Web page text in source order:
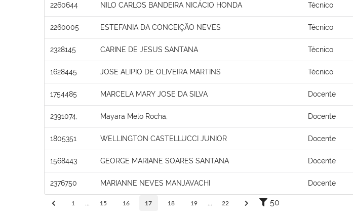
2260644 NILO CARLOS BANDEIRA NICÁCIO HONDA Técnico
2260005 ESTEFANIA DA CONCEIÇÃO NEVES Técnico
2328145 CARINE DE JESUS SANTANA Técnico
1628445 JOSE ALIPIO DE OLIVEIRA MARTINS Técnico
1754485 MARCELA MARY JOSE DA SILVA Docente
2391074, Mayara Melo Rocha, Docente
1805351 WELLINGTON CASTELLUCCI JUNIOR Docente
1568443 GEORGE MARIANE SOARES SANTANA Docente
2376750 MARIANNE NEVES MANJAVACHI Docente
1 15 16 17 18 19 22 50